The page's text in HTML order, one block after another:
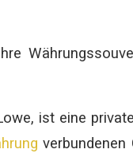
ist eine
verbundenen